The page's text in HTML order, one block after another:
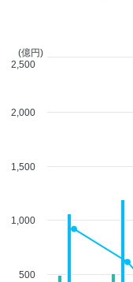
500
1,000
1,500
2,000
(億円)
2,500